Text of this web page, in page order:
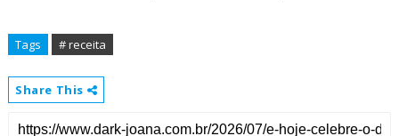
Tags # receita
Share This